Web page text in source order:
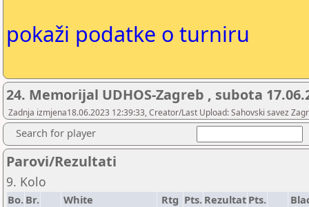
pokaži podatke o turniru
24. Memorijal UDHOS-Zagreb , subota
Zadnja izmjena18.06.2023 12:39:33, Creator/Last Upload: Sahovski savez
Search for player
Parovi/Rezultati
9. Kolo
Bo. Br. White Rtg Pts. Rezultat Pts.